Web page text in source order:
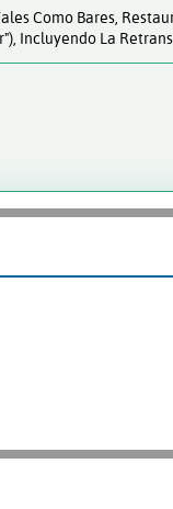
Como Bares,
Incluyendo La